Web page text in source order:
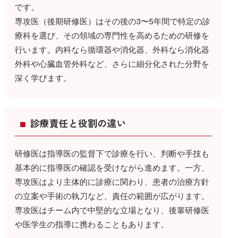
です。
専攻医（後期研修医）はその後の3〜5年間で特定の診
療科を選び、その領域の専門性を高めるための研修を
行います。内科なら循環器や消化器、外科なら消化器
外科や心臓血管外科など、さらに細分化された分野を
深く学びます。
診療責任と役割の違い
研修医は指導医の監督下で診療を行い、判断や手技も
基本的に指導医の確認を受けながら進めます。一方、
専攻医はより主体的に診療に関わり、患者の治療方針
の立案や手術の執刀など、責任の範囲が広がります。
専攻医はチーム内で中堅的な立場となり、後輩研修医
や医学生の指導に携わることもあります。